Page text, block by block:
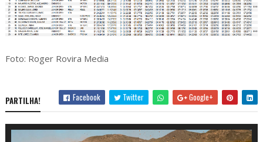
Foto: Roger Rovira Media
PARTILHA! Facebook Twitter Google+